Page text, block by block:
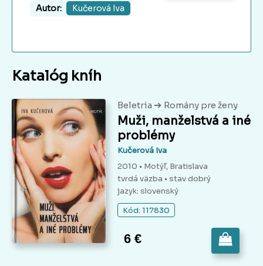
Autor: Kučerová Iva
Katalóg kníh
Beletria ➔ Romány pre ženy
Muži, manželstvá a iné
problémy
Kučerová Iva
2010 • Motýľ, Bratislava
tvrdá väzba • stav dobrý
jazyk: slovenský
Kód: 117830
6 €